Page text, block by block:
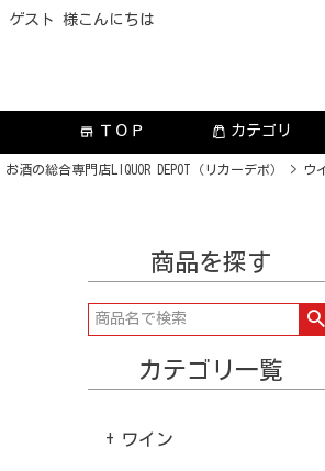
ゲスト 様こんにちは
store ＴＯＰ カテゴリ
お酒の総合専門店LIQUOR DEPOT（リカーデポ） ウ
商品を探す
カテゴリ一覧
ワイン